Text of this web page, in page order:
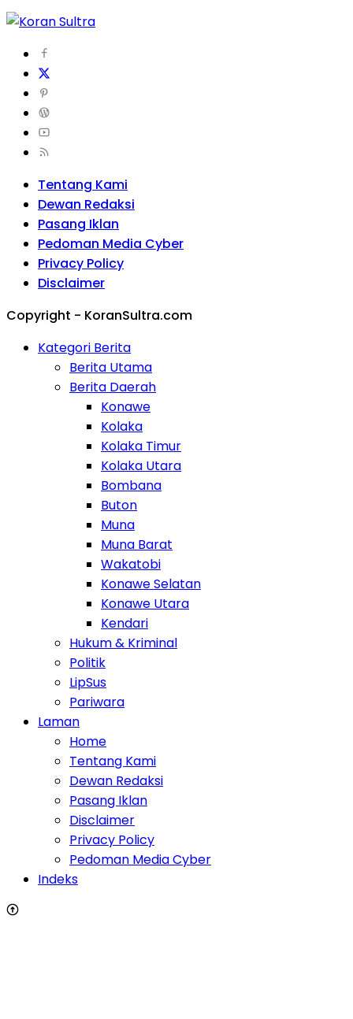
Tentang Kami
Dewan Redaksi
Pasang Iklan
Pedoman Media Cyber
Privacy Policy
Disclaimer
Copyright - KoranSultra.com
Kategori Berita
Berita Utama
Berita Daerah
Konawe
Kolaka
Kolaka Timur
Kolaka Utara
Bombana
Buton
Muna
Muna Barat
Wakatobi
Konawe Selatan
Konawe Utara
Kendari
Hukum & Kriminal
Politik
LipSus
Pariwara
Laman
Home
Tentang Kami
Dewan Redaksi
Pasang Iklan
Disclaimer
Privacy Policy
Pedoman Media Cyber
Indeks